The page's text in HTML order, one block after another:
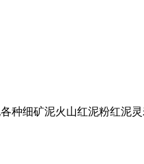
种细矿泥火山红泥粉红泥